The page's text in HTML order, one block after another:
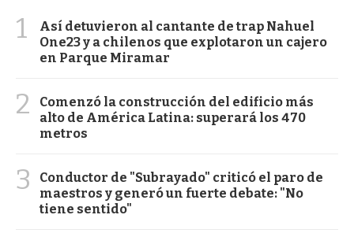
1
Así detuvieron al cantante de trap Nahuel
One23 y a chilenos que explotaron un cajero
en Parque Miramar
2
Comenzó la construcción del edificio más
alto de América Latina: superará los 470
metros
3
Conductor de "Subrayado" criticó el paro de
maestros y generó un fuerte debate: "No
tiene sentido"